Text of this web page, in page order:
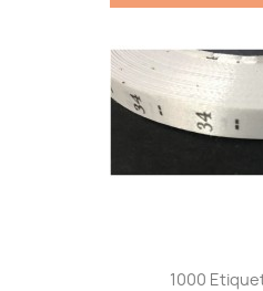
1000